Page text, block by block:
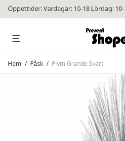
Öppettider: Vardagar: 10-18 Lördag: 10-
Hem / Påsk / Plym Grande Svart